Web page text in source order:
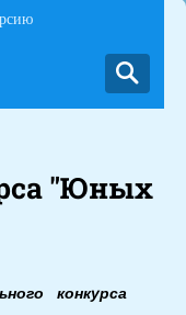
"Юных
конкурса